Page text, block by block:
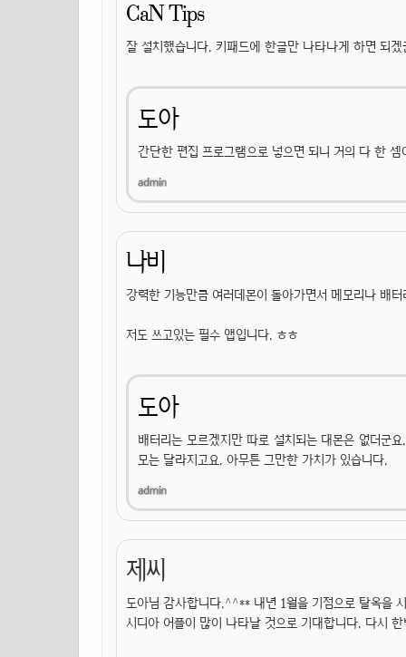
CaN Tips
잘 설치했습니다. 키패드에 한글만 나타나게 하면 되
도아
간단한 편집 프로그램으로 넣으면 되니 거의 다 한 셈
나비
강력한 기능만큼 여러데몬이 돌아가면서 메모리나 배
저도 쓰고있는 필수 앱입니다. ㅎㅎ
도아
배터리는 모르겠지만 따로 설치되는 대몬은 없더군
모는 달라지고요. 아무튼 그만한 가치가 있습니다.
제씨
도아님 감사합니다.^^** 내년 1월을 기점으로 탈옥을
시디아 어플이 많이 나타날 것으로 기대합니다. 다시